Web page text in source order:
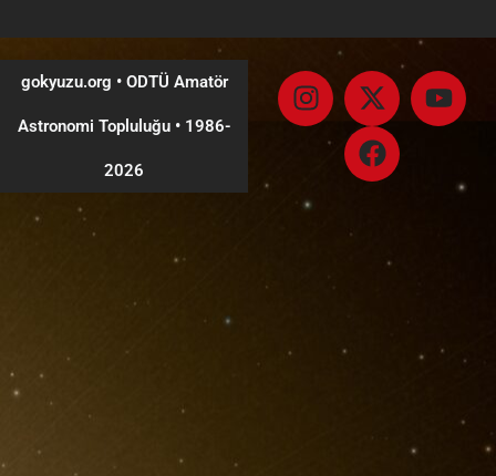
gokyuzu.org • ODTÜ Amatör
Astronomi Topluluğu •1986-
2026